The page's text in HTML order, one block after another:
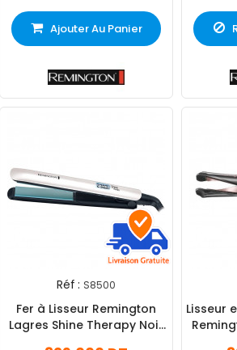
Ajouter Au Panier
Réf : S8500
Fer à Lisseur Remington
Lagres Shine Therapy Noir
Lisseur